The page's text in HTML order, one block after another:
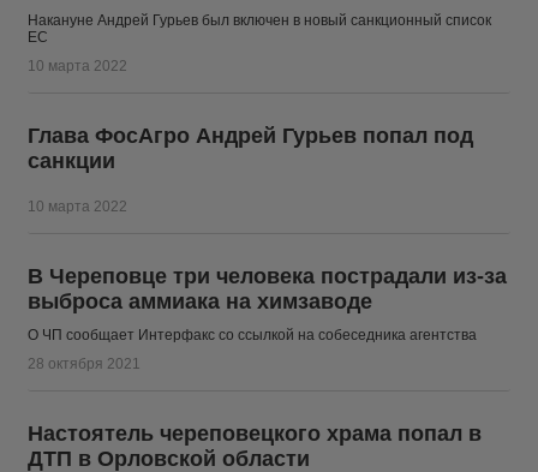
Накануне Андрей Гурьев был включен в новый санкционный список
ЕС
10 марта 2022
Глава ФосАгро Андрей Гурьев попал под
санкции
10 марта 2022
В Череповце три человека пострадали из-за
выброса аммиака на химзаводе
О ЧП сообщает Интерфакс со ссылкой на собеседника агентства
28 октября 2021
Настоятель череповецкого храма попал в
ДТП в Орловской области